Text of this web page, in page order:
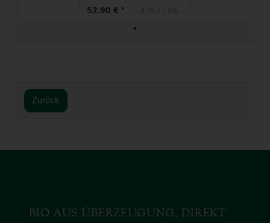
52,90 € *
Zurück
BIO AUS ÜBERZEUGUNG, DIREKT